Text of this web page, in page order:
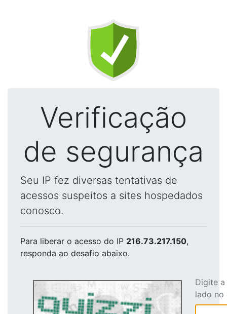
Verificação
de segurança
Seu IP fez diversas tentativas de
acessos suspeitos a sites hospedados
conosco.
Para liberar o acesso do IP 216.73.217.150,
responda ao desafio abaixo.
Digite
lado no